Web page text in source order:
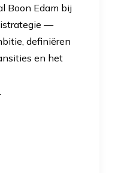
Boon Edam bij
—
definiëren
en het